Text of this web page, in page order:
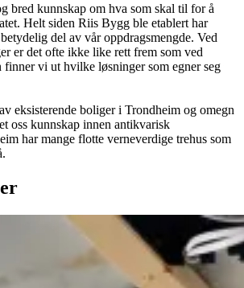
bred kunnskap om hva som skal til for å
Helt siden Riis Bygg ble etablert har
del av vår oppdragsmengde. Ved
er det ofte ikke like rett frem som ved
finner vi ut hvilke løsninger som egner seg
eksisterende boliger i Trondheim og omegn
oss kunnskap innen antikvarisk
har mange flotte verneverdige trehus som